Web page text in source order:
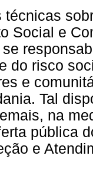
técnicas
Social e
do risco
e
Tal
na
pública
e